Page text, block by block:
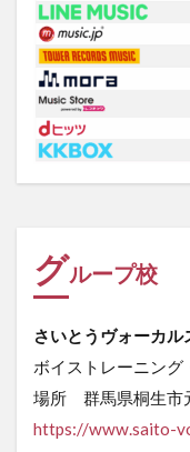
グループ校
さいとうヴォーカル
ボイストレーニン
場所 群馬県桐生市
https://www.saito-